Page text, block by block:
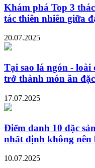
Khám phá Top 3
tác thiên nhiên giữa
20.07.2025
Tại sao lá ngón - loài
trở thành món ăn
17.07.2025
Điểm danh 10 đặc
nhất định không nên
10.07.2025